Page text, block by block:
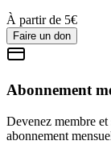
À partir de 5€
Faire un don
Abonnement
Devenez membre
abonnement